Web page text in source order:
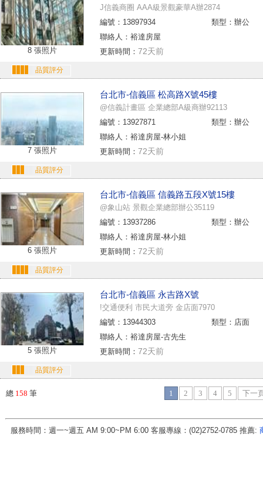
8 張照片
J信義商圈 AAA級景觀豪華A辦2874
編號：13897934
類型：辦公
聯絡人：裕達房屋
更新時間： 72天前
品質評分
7 張照片
台北市-信義區 松高路X號45樓
@信義計畫區 企業總部A級商辦92113
編號：13927871
類型：辦公
聯絡人：裕達房屋-林小姐
更新時間： 72天前
品質評分
6 張照片
台北市-信義區 信義路五段X號15樓
@象山站 景觀企業總部辦公35119
編號：13937286
類型：辦公
聯絡人：裕達房屋-林小姐
更新時間： 72天前
品質評分
5 張照片
台北市-信義區 永吉路X號
!交通便利 市民大道旁 金店面7970
編號：13944303
類型：店面
聯絡人：裕達房屋-古先生
更新時間： 72天前
品質評分
總 158 筆 1 2 3 4 5 下一
服務時間：週一~週五 AM 9:00~PM 6:00 客服專線：(02)2752-0785 推薦: